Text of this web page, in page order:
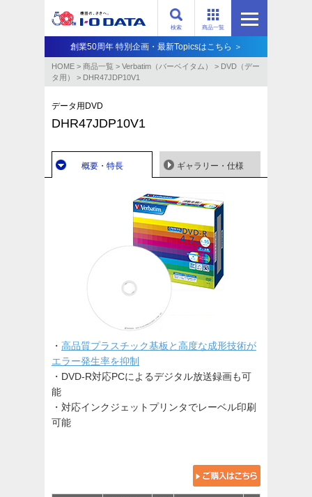
商品一覧
検索
創業50周年 特別企画・最新Topicsはこちら ＞
HOME > 商品一覧 > Verbatim（バーベイタム） > DVD（デー
タ用）
> DHR47JDP10V1
データ用DVD
DHR47JDP10V1
概要・特長 ギャラリー・仕様
・ 高品質プラスチック基板と高度な成形技術が
エラー発生率を抑制
・DVD-R対応PCによるデジタル放送録画も可
能
・対応インクジェットプリンタでレーベル印刷
可能